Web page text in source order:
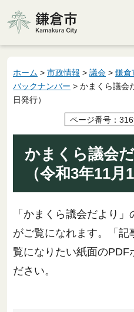
鎌倉市
ホーム > 市政情報 > 議会 > 鎌倉
バックナンバー > かまくら議会
日発行）
ページ番号：
かまくら議会
（令和3年11月
「かまくら議会だより」
がご覧になれます。「
覧になりたい紙面のPDF
ださい。